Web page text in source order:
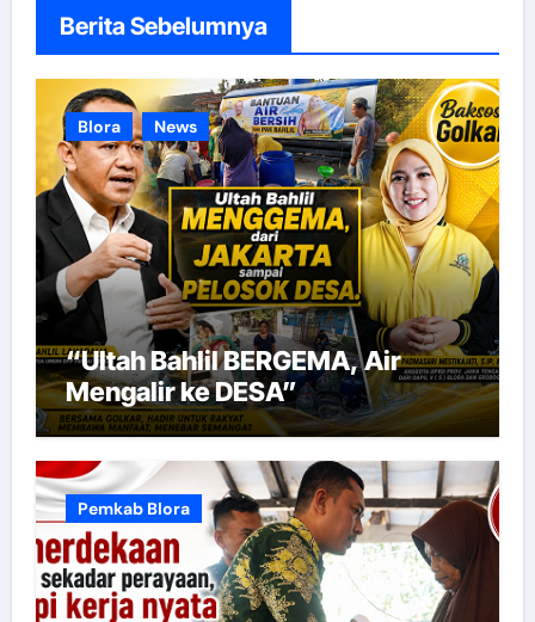
Berita Sebelumnya
Blora News
“Ultah Bahlil BERGEMA, Air
Mengalir ke DESA”
Pemkab Blora